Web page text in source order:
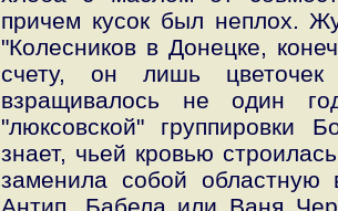
причем кусок был неплох.
"Колесников в Донецке,
счету, он лишь
взращивалось не один
"люксовской" группировки
знает, чьей кровью
заменила собой
Антип, Бабела или Ваня